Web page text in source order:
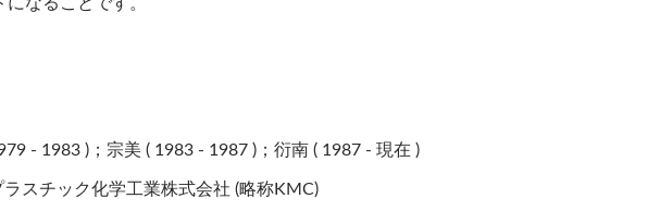
- 1983 )；宗美 ( 1983 - 1987 )；衍南 ( 1987 - 現在 )
スチック化学工業株式会社 (略称KMC)